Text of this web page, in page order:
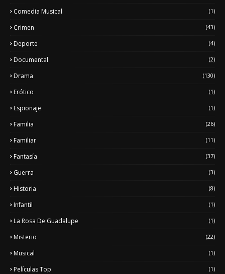
Comedia Musical (1)
Crimen (43)
Deporte (4)
Documental (2)
Drama (130)
Erótico (1)
Espionaje (1)
Familia (26)
Familiar (11)
Fantasía (37)
Guerra (3)
Historia (8)
Infantil (1)
La Rosa De Guadalupe (1)
Misterio (22)
Musical (1)
Películas Top (1)